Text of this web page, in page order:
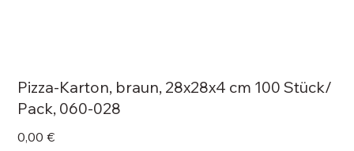
Pizza-Karton, braun, 28x28x4 cm 100 Stück/
Pack, 060-028
Price
0,00 €